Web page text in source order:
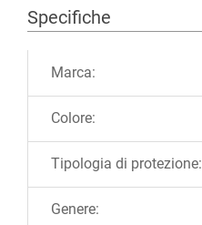
Specifiche
Marca:
Colore:
Tipologia di protezione:
Genere: